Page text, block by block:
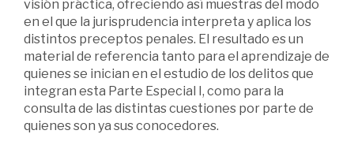
visión práctica, ofreciendo así muestras del modo
en el que la jurisprudencia interpreta y aplica los
distintos preceptos penales. El resultado es un
material de referencia tanto para el aprendizaje de
quienes se inician en el estudio de los delitos que
integran esta Parte Especial I, como para la
consulta de las distintas cuestiones por parte de
quienes son ya sus conocedores.